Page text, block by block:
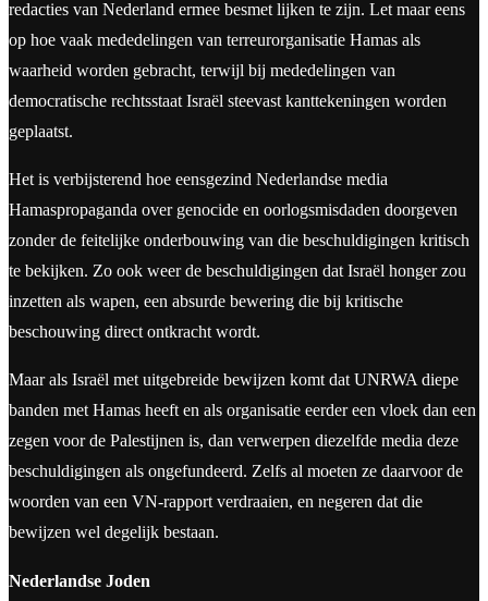
redacties van Nederland ermee besmet lijken te zijn. Let maar eens
op hoe vaak mededelingen van terreurorganisatie Hamas als
waarheid worden gebracht, terwijl bij mededelingen van
democratische rechtsstaat Israël steevast kanttekeningen worden
geplaatst.
Het is verbijsterend hoe eensgezind Nederlandse media
Hamaspropaganda over genocide en oorlogsmisdaden doorgeven
zonder de feitelijke onderbouwing van die beschuldigingen kritisch
te bekijken. Zo ook weer de beschuldigingen dat Israël honger zou
inzetten als wapen, een absurde bewering die bij kritische
beschouwing direct ontkracht wordt.
Maar als Israël met uitgebreide bewijzen komt dat UNRWA diepe
banden met Hamas heeft en als organisatie eerder een vloek dan een
zegen voor de Palestijnen is, dan verwerpen diezelfde media deze
beschuldigingen als ongefundeerd. Zelfs al moeten ze daarvoor de
woorden van een VN-rapport verdraaien, en negeren dat die
bewijzen wel degelijk bestaan.
Nederlandse Joden